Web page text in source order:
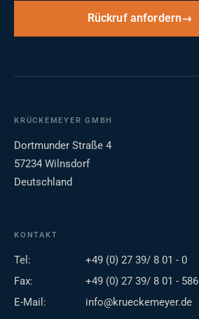
Rückruf anfordern
KRÜCKEMEYER GMBH
Dortmunder Straße 4
57234 Wilnsdorf
Deutschland
KONTAKT
Tel:
+49 (0) 27 39/ 8 01 - 0
Fax:
+49 (0) 27 39/ 8 01 - 586
E-Mail:
info@krueckemeyer.de